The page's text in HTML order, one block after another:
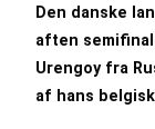
Den danske
aften
Urengoy fra
af hans